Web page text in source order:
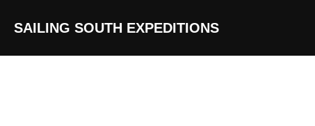
InhaltSAILING SOUTH EXPEDITIONS